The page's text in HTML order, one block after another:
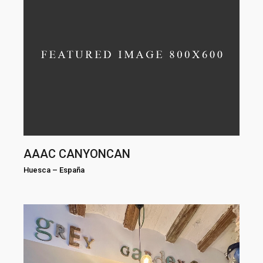
AAAC CANYONCAN
Huesca – España